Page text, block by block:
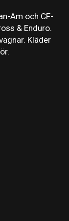
Am och CF-
& Enduro.
Kläder